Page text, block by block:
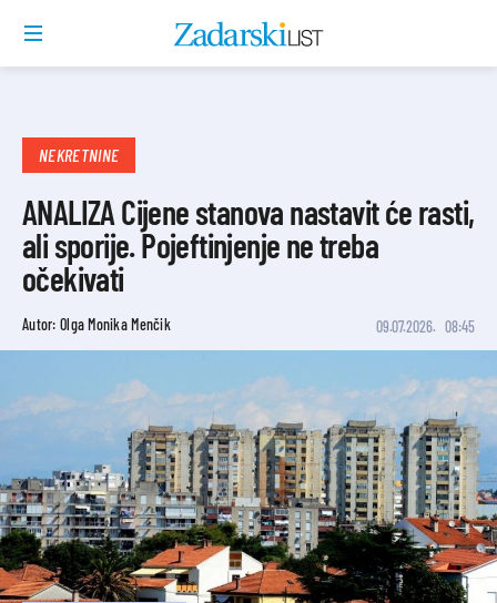
NEKRETNINE
ANALIZA Cijene stanova nastavit će rasti,
ali sporije. Pojeftinjenje ne treba
očekivati
Autor: Olga Monika Menčik 09.07.2026. 08:45